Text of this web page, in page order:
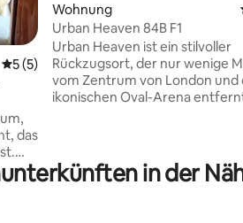
Durchschnittliche Bewertung: 5 von 5,
5 (5)
das
drei
Wohnung
Urban Heaven 84B F1
Urban Heaven ist ein stilvoller
Rückzugsort, der nur wenige
vom Zentrum von London und
ikonischen Oval-Arena
hält, was London zu bieten hat.
Inneren findest du modernen
in der